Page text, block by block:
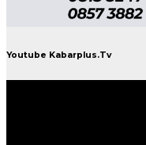
Youtube Kabarplus.Tv